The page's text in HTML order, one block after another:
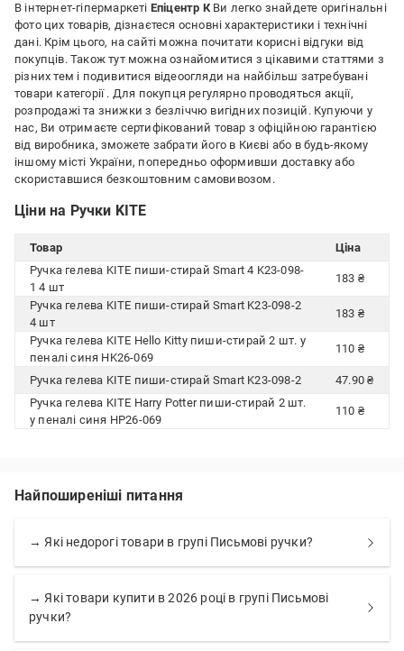
В інтернет-гіпермаркеті Епіцентр КВи легко знайдете оригінальні
фото цих товарів, дізнаєтеся основні характеристики і технічні
дані. Крім цього, на сайті можна почитати корисні відгуки від
покупців. Також тут можна ознайомитися з цікавими статтями з
різних тем і подивитися відеоогляди на найбільш затребувані
товари категорії . Для покупця регулярно проводяться акції,
розпродажі та знижки з безліччю вигідних позицій. Купуючи у
нас, Ви отримаєте сертифікований товар з офіційною гарантією
від виробника, зможете забрати його в Києві або в будь-якому
іншому місті України, попередньо оформивши доставку або
скориставшися безкоштовним самовивозом.
Ціни на Ручки KITE
Товар
Ціна
Ручка гелева KITE пиши-стирай Smart 4 K23-098-
1 4 шт
183 ₴
Ручка гелева KITE пиши-стирай Smart K23-098-2
4 шт
183 ₴
Ручка гелева KITE Hello Kitty пиши-стирай 2 шт. у
пеналі синя HK26-069
110 ₴
Ручка гелева KITE пиши-стирай Smart K23-098-2
47.90 ₴
Ручка гелева KITE Harry Potter пиши-стирай 2 шт.
у пеналі синя HP26-069
110 ₴
Найпоширеніші питання
→ Які недорогі товари в групі Письмові ручки?
→ Які товари купити в 2026 році в групі Письмові
ручки?